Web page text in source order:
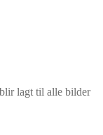
lagt til alle bilder